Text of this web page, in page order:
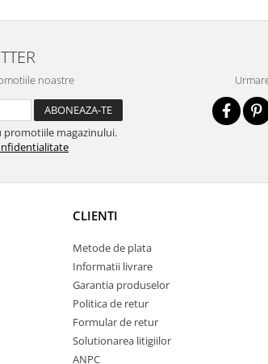
noastre
promotiile magazinului.
CLIENTI
Metode de plata
Informatii livrare
Garantia produselor
Politica de retur
Formular de retur
Solutionarea litigiilor
ANPC